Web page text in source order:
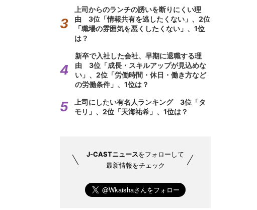
上司からのランチの誘いを断りにくい理
由 3位「情報共有を逃したくない」、2位
「職場の雰囲気を悪くしたくない」、1位
は？
新卒で入社した会社、早期に退職する理
由 3位「成長・スキルアップが見込めな
い」、2位「労働時間・休日・働き方など
の労働条件」、1位は？
上司にしたい有名人ランキング 3位「タ
モリ」、2位「天海祐希」、1位は？
J-CASTニュースをフォローして
最新情報をチェック